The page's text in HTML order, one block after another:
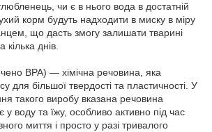
чи є в нього вода в достатній
корм будуть надходити в миску в міру
що дасть змогу залишати тварині
кілька днів.
BPA) — хімічна речовина, яка
для більшої твердості та пластичності. У
такого виробу вказана речовина
у воду та їжу, особливо активно під час
миття і просто у разі тривалого